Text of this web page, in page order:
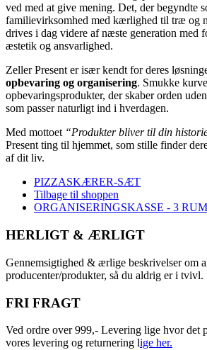
ved med at give mening. Det, der begyndte
familievirksomhed med kærlighed til træ og
drives i dag videre af næste generation med
æstetik og ansvarlighed.
Zeller Present er især kendt for deres
opbevaring og organisering. Smukke
opbevaringsprodukter, der skaber orden
som passer naturligt ind i hverdagen.
Med mottoet “Produkter bliver til din
Present ting til hjemmet, som stille finder
af dit liv.
PIZZASKÆRER-SÆT
Tilbage til shoppen
ORGANISERINGSKASSE - 3 RUM
HERLIGT & ÆRLIGT
Gennemsigtighed & ærlige beskrivelser om
producenter/produkter, så du aldrig er i tvivl.
FRI FRAGT
Ved ordre over 999,- Levering lige hvor det
vores levering og returnering lige her.